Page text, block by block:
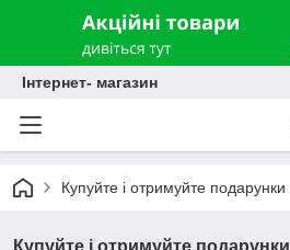
Інтернет- магазин
Купуйте і отримуйте подарунки
Купуйте і отримуйте подарунки